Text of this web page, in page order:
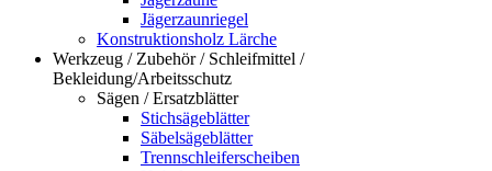
Jägerzaunriegel
Konstruktionsholz Lärche
Werkzeug / Zubehör / Schleifmittel /
Bekleidung/Arbeitsschutz
Sägen / Ersatzblätter
Stichsägeblätter
Säbelsägeblätter
Trennschleiferscheiben